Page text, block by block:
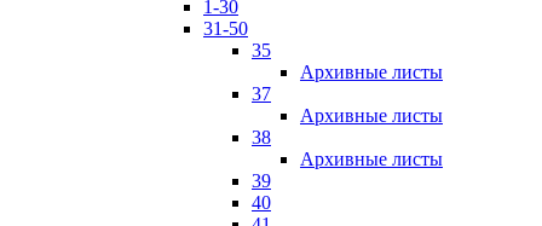
1-30
31-50
35
Архивные листы
37
Архивные листы
38
Архивные листы
39
40